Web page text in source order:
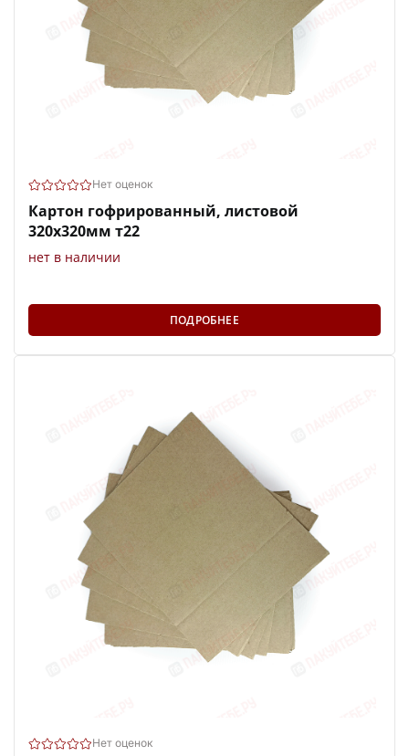
Нет оценок
Картон гофрированный, листовой
320х320мм т22
нет в наличии
ПОДРОБНЕЕ
Нет оценок